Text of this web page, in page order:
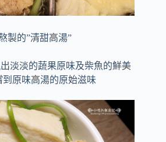
製的”清甜高湯”
淡淡的蔬果原味及柴魚的鮮美
到原味高湯的原始滋味